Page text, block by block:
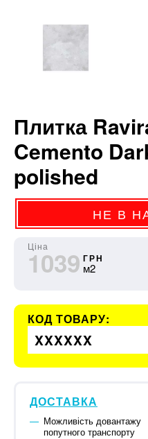
Плитка
Cemento
polished
НЕ В
Ціна
1039 ГРН
м2
КОД ТОВАРУ:
XXXXXX
ДОСТАВКА
Можливість довантажу
попутного транспорту